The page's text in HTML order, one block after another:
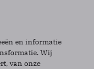
en informatie
Wij
van onze